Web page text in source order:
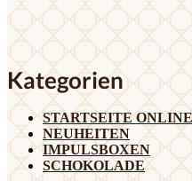
Kategorien
STARTSEITE
NEUHEITEN
IMPULSBOXEN
SCHOKOLADE